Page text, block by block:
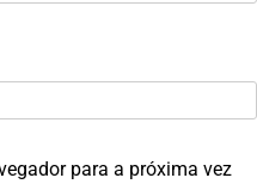
para a próxima vez